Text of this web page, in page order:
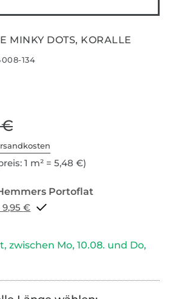
MINKY DOTS, KORALLE
134
€
1 m² = 5,48 €)
Portoflat schon ab 9,95 €
zwischen Mo, 10.08. und Do,